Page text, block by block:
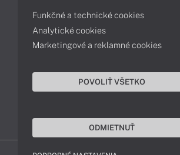
Podpora a servis
Servisné služby
Kontakty
043 4224 771
Obchodné
Funkčné a technické cookies
Analytické cookies
Marketingové a reklamné cookies
POVOLIŤ VŠETKO
ODMIETNUŤ